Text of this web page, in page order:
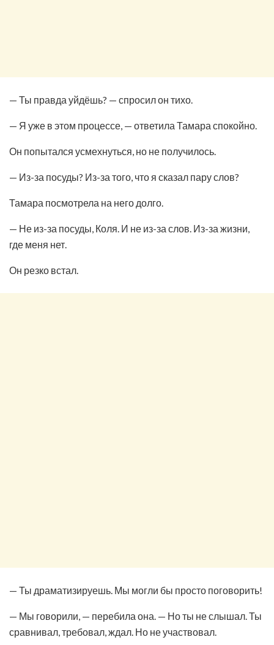
— Ты правда уйдёшь? — спросил он тихо.
— Я уже в этом процессе, — ответила Тамара спокойно.
Он попытался усмехнуться, но не получилось.
— Из-за посуды? Из-за того, что я сказал пару слов?
Тамара посмотрела на него долго.
— Не из-за посуды, Коля. И не из-за слов. Из-за жизни,
где меня нет.
Он резко встал.
— Ты драматизируешь. Мы могли бы просто поговорить!
— Мы говорили, — перебила она. — Но ты не слышал. Ты
сравнивал, требовал, ждал. Но не участвовал.